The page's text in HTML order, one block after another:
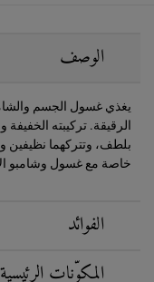
الوصف
يغذي غسول الجسم
الرقيقة. تركيبته
بلطف، وتتركهما نظيفين
خاصة مع غسول وشامبو
الفوائد
المكوّنات الرئيسية